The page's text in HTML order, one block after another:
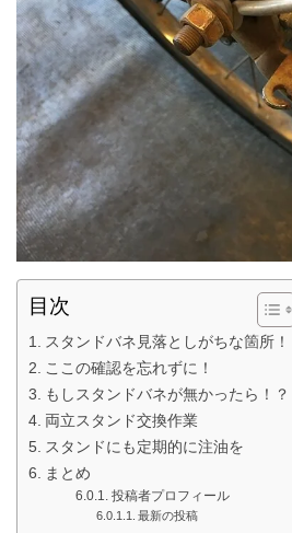
目次
スタンドバネ見落としがちな箇所！
ここの確認を忘れずに！
もしスタンドバネが無かったら！？
両立スタンド交換作業
スタンドにも定期的に注油を
まとめ
投稿者プロフィール
最新の投稿